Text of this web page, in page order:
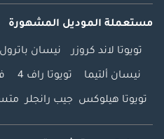
مستعملة الموديل المشهورة
تويوتا لاند كروزر نيسان باترول
نيسان ألتيما تويوتا راف 4
تويوتا هيلوكس جيب رانجلر